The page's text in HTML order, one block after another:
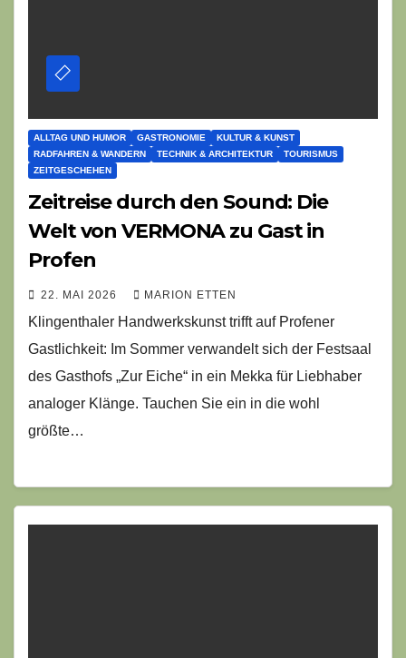
ALLTAG UND HUMOR GASTRONOMIE
KULTUR & KUNST
RADFAHREN & WANDERN
TECHNIK & ARCHITEKTUR
TOURISMUS
ZEITGESCHEHEN
Zeitreise durch den Sound: Die
Welt von VERMONA zu Gast in
Profen
22. MAI 2026 MARION ETTEN
Klingenthaler Handwerkskunst trifft auf Profener
Gastlichkeit: Im Sommer verwandelt sich der Festsaal
des Gasthofs „Zur Eiche“ in ein Mekka für Liebhaber
analoger Klänge. Tauchen Sie ein in die wohl
größte…